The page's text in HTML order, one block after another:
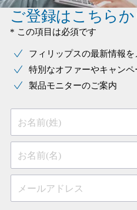
ご登録はこちらか
* この項目は必須です
フィリップスの最新情報
特別なオファーやキャンペ
製品モニターのご案内
お名前(姓)
お名前(名)
メールアドレス